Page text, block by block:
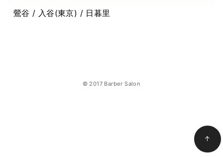
鶯谷 / 入谷(東京) / 日暮里
© 2017 Barber Salon
↑